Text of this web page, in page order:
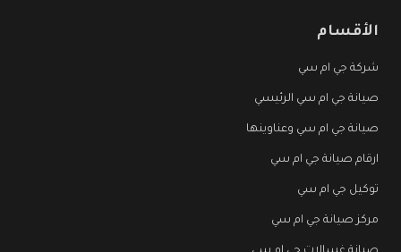
الأقسام
شركة جي ام سي
صيانة جي ام سي الرئيسي
صيانة جي ام سي وعناوينها
ارقام صيانة جي ام سي
توكيل جي ام سي
مركز صيانة جي ام سي